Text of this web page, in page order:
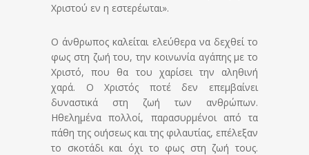
Χριστού εν η εστερέωται».
Ο άνθρωπος καλείται ελεύθερα να δεχθεί το
φως στη ζωή του, την κοινωνία αγάπης με το
Χριστό, που θα του χαρίσει την αληθινή
χαρά. Ο Χριστός ποτέ δεν επεμβαίνει
δυναστικά στη ζωή των ανθρώπων.
Ηθελημένα πολλοί, παρασυρμένοι από τα
πάθη της οιήσεως και της φιλαυτίας, επέλεξαν
το σκοτάδι και όχι το φως στη ζωή τους.